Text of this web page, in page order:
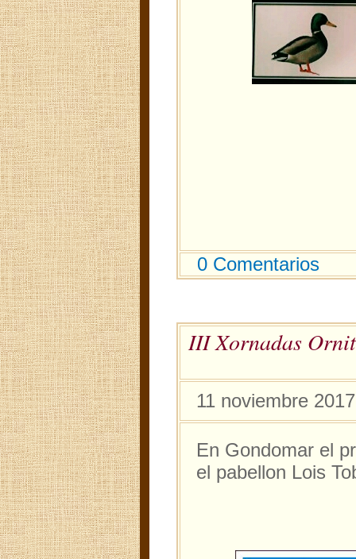
0 Comentarios
III Xornadas
11 noviembre 2017
En Gondomar el
el pabellon Lois